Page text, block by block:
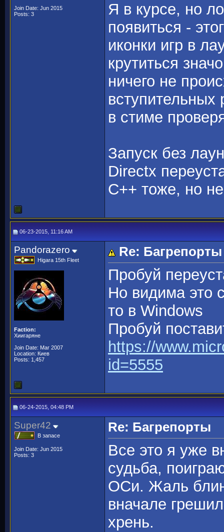
Join Date: Jun 2015
Posts: 3
Я в курсе, но
появиться -
иконки игр в
крутиться
ничего не
в стиме
Запуск без
Directx
C++ тоже, но
06-23-2015, 11:16 AM
Pandorazero
Higara 15th Fleet
Faction:
Хиигаряне
Join Date: Mar 2007
Location: Киев
Posts: 1,457
Re: Багрепорты
Пробуй
Но видима это
то в Windows
Пробуй
https://
id=5555
06-24-2015, 04:48 PM
Super42
В запасе
Join Date: Jun 2015
Posts: 3
Re: Багрепорты
Все это я уже
судьба,
ОСи. Жаль блин
вначале
хрень.